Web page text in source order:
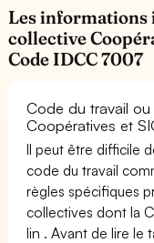
Les informations
collective
Code IDCC 7007
Code du travail
Coopératives et
Il peut être difficile
code du travail
règles spécifiques
collectives dont la
lin . Avant de lire le